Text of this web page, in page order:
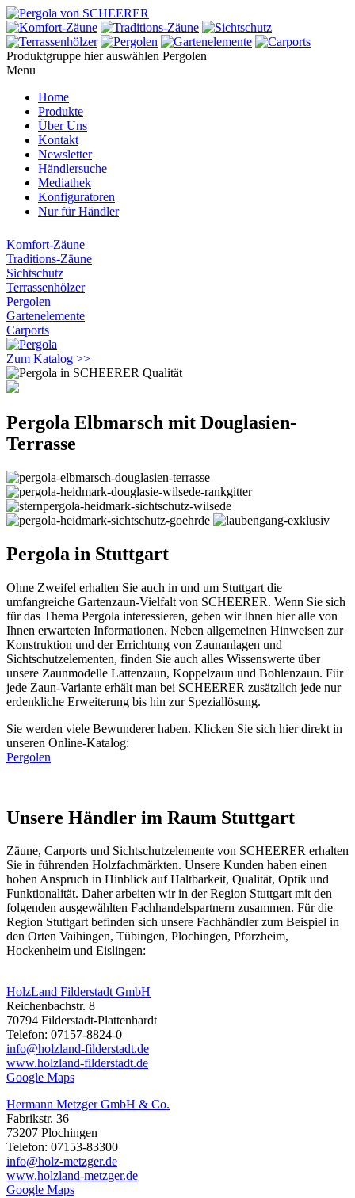
Produktgruppe hier auswählen Pergolen
Menu
Home
Produkte
Über Uns
Kontakt
Newsletter
Händlersuche
Mediathek
Konfiguratoren
Nur für Händler
Komfort-Zäune
Traditions-Zäune
Sichtschutz
Terrassenhölzer
Pergolen
Gartenelemente
Carports
Zum Katalog >>
Pergola Elbmarsch mit Douglasien-
Terrasse
Pergola in Stuttgart
Ohne Zweifel erhalten Sie auch in und um Stuttgart die
umfangreiche Gartenzaun-Vielfalt von SCHEERER. Wenn Sie sich
für das Thema Pergola interessieren, geben wir Ihnen hier alle von
Ihnen erwarteten Informationen. Neben allgemeinen Hinweisen zur
Konstruktion und der Errichtung von Zaunanlagen und
Sichtschutzelementen, finden Sie auch alles Wissenswerte über
unsere Zaunmodelle Lattenzaun, Koppelzaun und Bohlenzaun. Für
jede Zaun-Variante erhält man bei SCHEERER zusätzlich jede nur
erdenkliche Erweiterung bis hin zur Speziallösung.
Sie werden viele Bewunderer haben. Klicken Sie sich hier direkt in
unseren Online-Katalog:
Pergolen
Unsere Händler im Raum Stuttgart
Zäune, Carports und Sichtschutzelemente von SCHEERER erhalten
Sie in führenden Holzfachmärkten. Unsere Kunden haben einen
hohen Anspruch in Hinblick auf Haltbarkeit, Qualität, Optik und
Funktionalität. Daher arbeiten wir in der Region Stuttgart mit den
folgenden ausgewählten Fachhandelspartnern zusammen. Für die
Region Stuttgart befinden sich unsere Fachhändler zum Beispiel in
den Orten Vaihingen, Tübingen, Plochingen, Pforzheim,
Hockenheim und Eislingen:
HolzLand Filderstadt GmbH
Reichenbachstr. 8
70794 Filderstadt-Plattenhardt
Telefon: 07157-8824-0
info@holzland-filderstadt.de
www.holzland-filderstadt.de
Google Maps
Hermann Metzger GmbH & Co.
Fabrikstr. 36
73207 Plochingen
Telefon: 07153-83300
info@holz-metzger.de
www.holzland-metzger.de
Google Maps